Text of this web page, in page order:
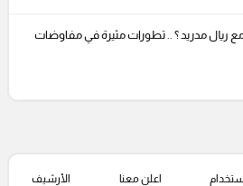
مدريد ؟ .. تطورات مثيرة في مفاوضات
اعلن معنا الأرشيف